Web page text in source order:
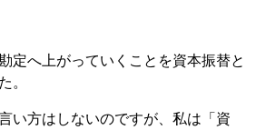
定へ上がっていくことを資本振替と
。
い方はしないのですが、私は「資